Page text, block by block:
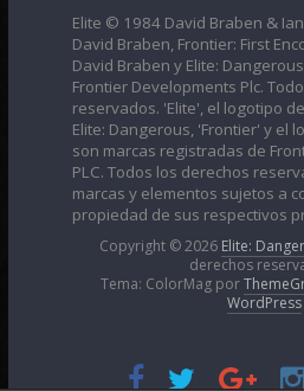
Elite © 1984 David Braben &
David Braben, Frontier: First
David Braben y Elite:
Frontier Developments Plc.
reservados. 'Elite', el logotipo
Elite: Dangerous, 'Frontier' y el
son marcas registradas de
PLC. Todos los derechos
marcas y elementos sujetos a
propiedad de sus respectivos
Copyright © 2026 Elite:
derechos
Tema: ColorMag por
WordPress